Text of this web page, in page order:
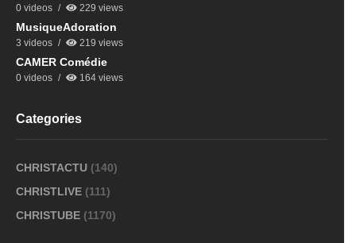
0 videos 229 views
MusiqueAdoration
3 videos 219 views
CAMER Comédie
0 videos 164 views
Categories
CHRISTACTU (140)
CHRISTLIVE (111)
CHRISTUBE (1170)